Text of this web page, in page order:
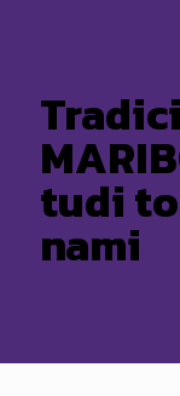
tudi
nami